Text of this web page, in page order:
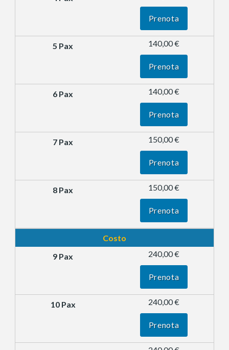
Prenota
140,00 €
Prenota
140,00 €
Prenota
150,00 €
Prenota
150,00 €
Prenota
Costo
240,00 €
Prenota
240,00 €
Prenota